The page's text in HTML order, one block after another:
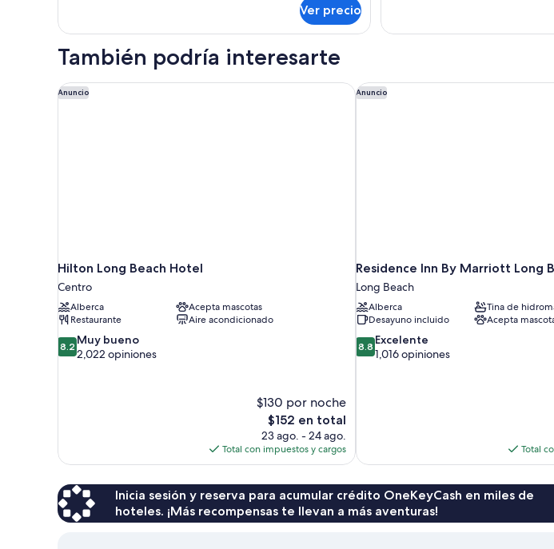
clásica
Ver precio
superior
También podría interesarte
Anuncio
Hilton Long Beach Hotel
Centro
Alberca
Acepta mascotas
Restaurante
Aire acondicionado
8.2
de
8.2 Muy bueno
2,022 opiniones
$130 por noche
El
precio
actual
es
$152
$152 en total
23 ago. - 24 ago.
Total con impuestos y cargos
Hilton Long Beach Hotel Anuncio
Residence Inn By Marriott Long
Long Beach
Alberca
Tina de
Desayuno incluido
Acepta
8.8
de
8.8 Excelente
1,016 opiniones
Total
Residence Inn By Marriott Long
Inicia sesión y reserva para acumular crédito OneKeyCash en miles de
hoteles. ¡Más recompensas te llevan a más aventuras!